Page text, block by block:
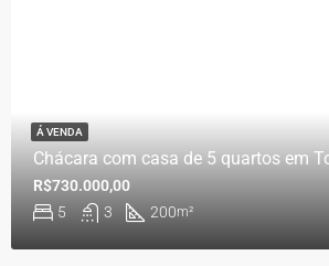
Chácara com casa de 5 quartos em
5 3 200m²
R$730.000,00
Á VENDA